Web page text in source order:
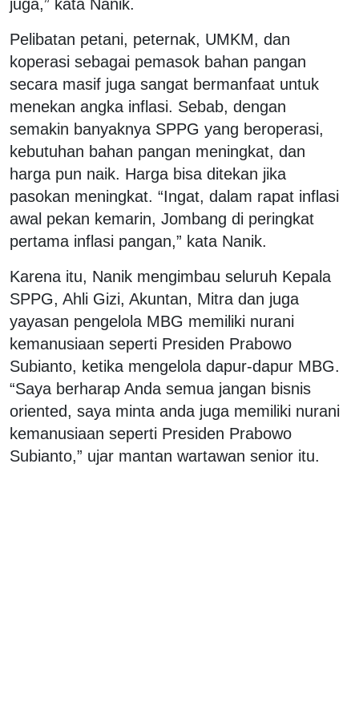
juga,” kata Nanik.
Pelibatan petani, peternak, UMKM, dan
koperasi sebagai pemasok bahan pangan
secara masif juga sangat bermanfaat untuk
menekan angka inflasi. Sebab, dengan
semakin banyaknya SPPG yang beroperasi,
kebutuhan bahan pangan meningkat, dan
harga pun naik. Harga bisa ditekan jika
pasokan meningkat. “Ingat, dalam rapat inflasi
awal pekan kemarin, Jombang di peringkat
pertama inflasi pangan,” kata Nanik.
Karena itu, Nanik mengimbau seluruh Kepala
SPPG, Ahli Gizi, Akuntan, Mitra dan juga
yayasan pengelola MBG memiliki nurani
kemanusiaan seperti Presiden Prabowo
Subianto, ketika mengelola dapur-dapur MBG.
“Saya berharap Anda semua jangan bisnis
oriented, saya minta anda juga memiliki nurani
kemanusiaan seperti Presiden Prabowo
Subianto,” ujar mantan wartawan senior itu.